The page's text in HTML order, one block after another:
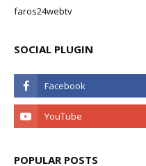
faros24webtv
SOCIAL PLUGIN
POPULAR POSTS